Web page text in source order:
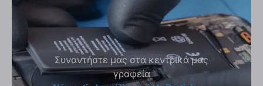
Συναντήστε μας στα κεντρικά μας
γραφεία